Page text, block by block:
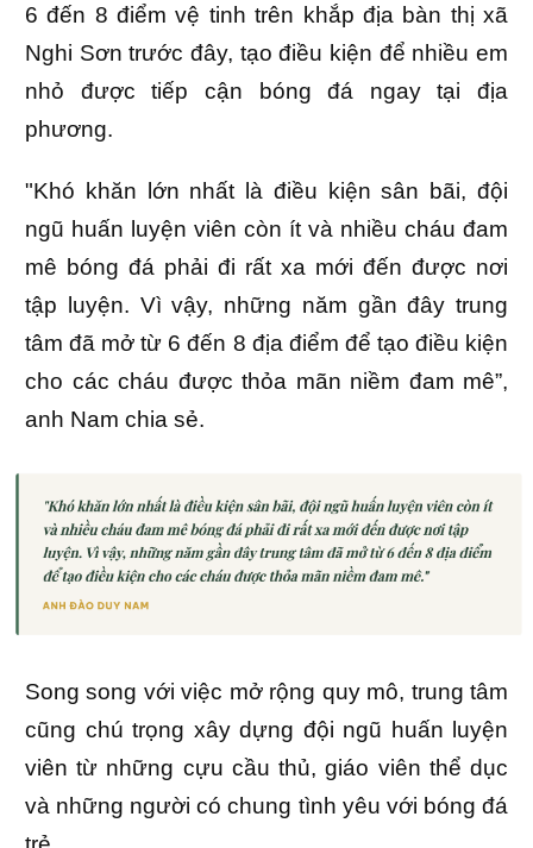
6 đến 8 điểm vệ tinh trên khắp địa bàn thị xã
Nghi Sơn trước đây, tạo điều kiện để nhiều em
nhỏ được tiếp cận bóng đá ngay tại địa
phương.
"Khó khăn lớn nhất là điều kiện sân bãi, đội
ngũ huấn luyện viên còn ít và nhiều cháu đam
mê bóng đá phải đi rất xa mới đến được nơi
tập luyện. Vì vậy, những năm gần đây trung
tâm đã mở từ 6 đến 8 địa điểm để tạo điều kiện
cho các cháu được thỏa mãn niềm đam mê”,
anh Nam chia sẻ.
Song song với việc mở rộng quy mô, trung tâm
cũng chú trọng xây dựng đội ngũ huấn luyện
viên từ những cựu cầu thủ, giáo viên thể dục
và những người có chung tình yêu với bóng đá